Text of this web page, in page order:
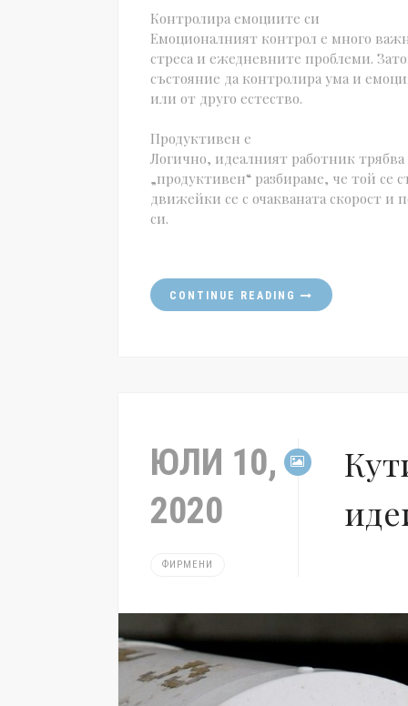
Контролира емоциите си
Емоционалният контрол е много
стреса и ежедневните проблеми.
състояние да контролира ума и
или от друго естество.
Продуктивен е
Логично, идеалният работник
„продуктивен“ разбираме, че той се
движейки се с очакваната скорост и
си.
CONTINUE READING
ЮЛИ 10,
2020
ФИРМЕНИ